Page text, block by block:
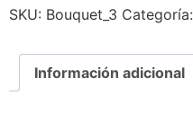
SKU: Bouquet_3 Categoría:
Información adicional